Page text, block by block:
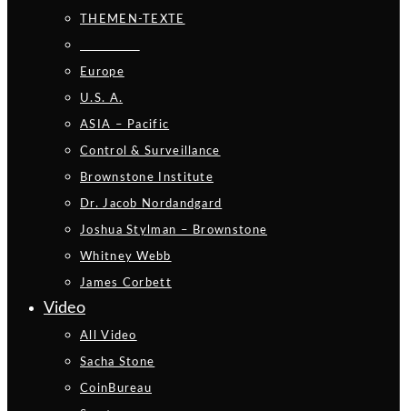
THEMEN-TEXTE
Europe
U.S. A.
ASIA – Pacific
Control & Surveillance
Brownstone Institute
Dr. Jacob Nordandgard
Joshua Stylman – Brownstone
Whitney Webb
James Corbett
Video
All Video
Sacha Stone
CoinBureau